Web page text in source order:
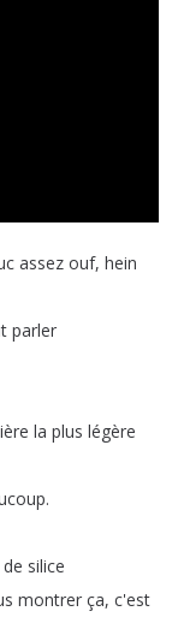
assez ouf, hein
parler
la plus légère
.
de silice
montrer ça, c'est